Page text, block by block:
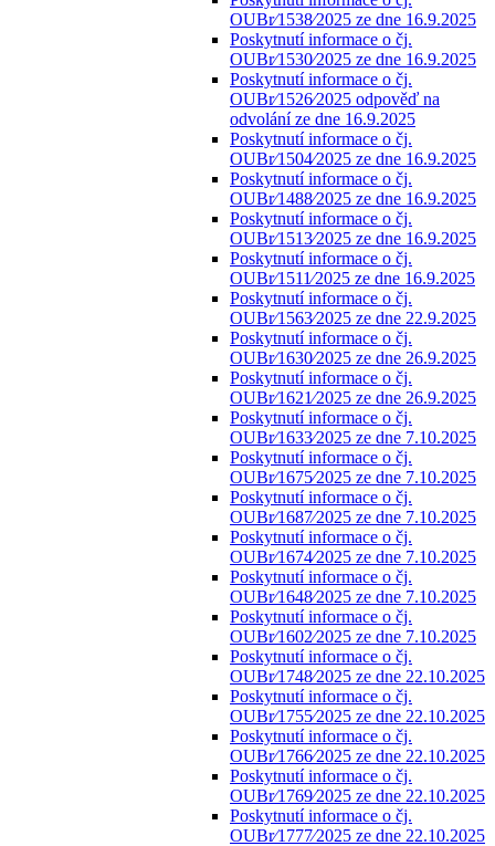
OUBr⁄1538⁄2025 ze dne 16.9.2025
Poskytnutí informace o čj.
OUBr⁄1530⁄2025 ze dne 16.9.2025
Poskytnutí informace o čj.
OUBr⁄1526⁄2025 odpověď na
odvolání ze dne 16.9.2025
Poskytnutí informace o čj.
OUBr⁄1504⁄2025 ze dne 16.9.2025
Poskytnutí informace o čj.
OUBr⁄1488⁄2025 ze dne 16.9.2025
Poskytnutí informace o čj.
OUBr⁄1513⁄2025 ze dne 16.9.2025
Poskytnutí informace o čj.
OUBr⁄1511⁄2025 ze dne 16.9.2025
Poskytnutí informace o čj.
OUBr⁄1563⁄2025 ze dne 22.9.2025
Poskytnutí informace o čj.
OUBr⁄1630⁄2025 ze dne 26.9.2025
Poskytnutí informace o čj.
OUBr⁄1621⁄2025 ze dne 26.9.2025
Poskytnutí informace o čj.
OUBr⁄1633⁄2025 ze dne 7.10.2025
Poskytnutí informace o čj.
OUBr⁄1675⁄2025 ze dne 7.10.2025
Poskytnutí informace o čj.
OUBr⁄1687⁄2025 ze dne 7.10.2025
Poskytnutí informace o čj.
OUBr⁄1674⁄2025 ze dne 7.10.2025
Poskytnutí informace o čj.
OUBr⁄1648⁄2025 ze dne 7.10.2025
Poskytnutí informace o čj.
OUBr⁄1602⁄2025 ze dne 7.10.2025
Poskytnutí informace o čj.
OUBr⁄1748⁄2025 ze dne 22.10.2025
Poskytnutí informace o čj.
OUBr⁄1755⁄2025 ze dne 22.10.2025
Poskytnutí informace o čj.
OUBr⁄1766⁄2025 ze dne 22.10.2025
Poskytnutí informace o čj.
OUBr⁄1769⁄2025 ze dne 22.10.2025
Poskytnutí informace o čj.
OUBr⁄1777⁄2025 ze dne 22.10.2025